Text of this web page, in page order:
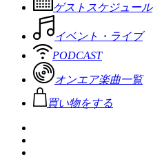
ゲストスケジュール
イベント・ライブ
PODCAST
オンエア楽曲一覧
買い物をする